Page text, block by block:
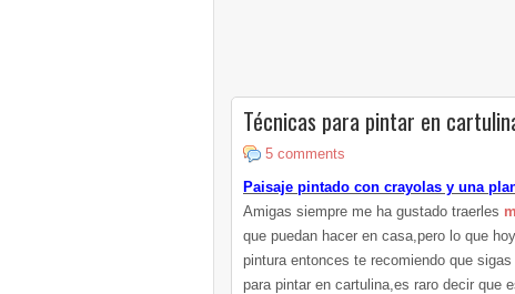
Técnicas para pintar en
5 comments
Paisaje pintado con crayolas y una
Amigas siempre me ha gustado traerles
que puedan hacer en casa,pero lo que
pintura entonces te recomiendo que
para pintar en cartulina,es raro decir que